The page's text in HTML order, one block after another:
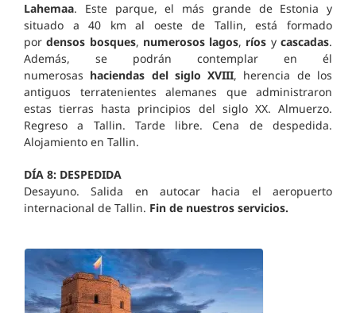
Lahemaa. Este parque, el más grande de Estonia y
situado a 40 km al oeste de Tallin, está formado
pordensos bosques, numerosos lagos, ríos ycascadas.
Además, se podrán contemplar en él
numerosas haciendas del siglo XVIII, herencia de los
antiguos terratenientes alemanes que administraron
estas tierras hasta principios del siglo XX. Almuerzo.
Regreso a Tallin. Tarde libre. Cena de despedida.
Alojamiento en Tallin.
DÍA 8: DESPEDIDA
Desayuno. Salida en autocar hacia el aeropuerto
internacional de Tallin. Fin de nuestros servicios.